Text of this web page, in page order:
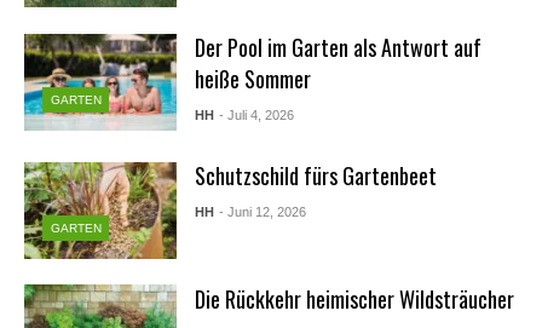
GARTEN
Der Pool im Garten als Antwort auf
heiße Sommer
HH - Juli 4, 2026
GARTEN
Schutzschild fürs Gartenbeet
HH - Juni 12, 2026
Die Rückkehr heimischer Wildsträucher